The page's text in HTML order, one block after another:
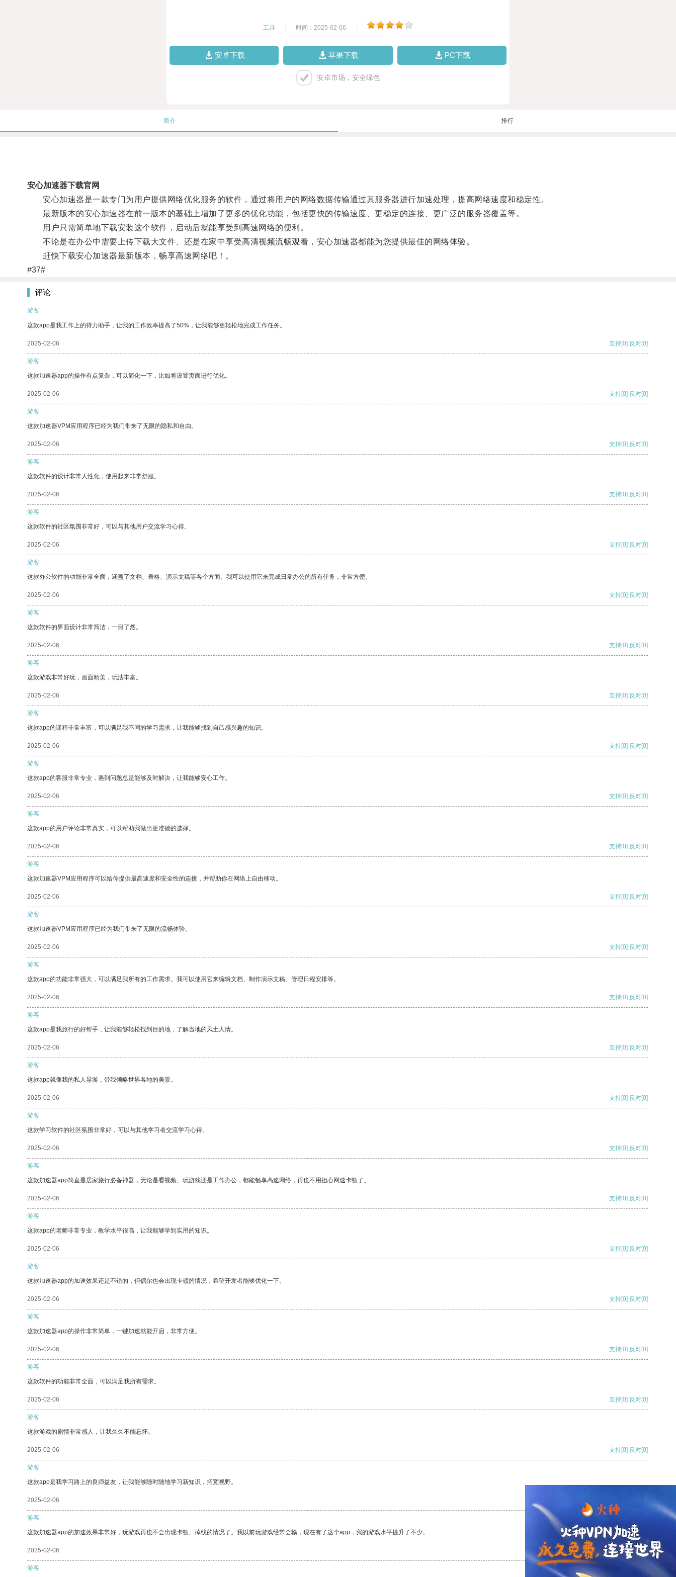
工具 时间：2025-02-06
安卓下载 苹果下载 PC下载
安卓市场，安全绿色
简介 排行
安心加速器下载官网
安心加速器是一款专门为用户提供网络优化服务的软件，通过将用户的网络数据传输通过其服务器进行加速处理，提高网络速度和稳定性。
最新版本的安心加速器在前一版本的基础上增加了更多的优化功能，包括更快的传输速度、更稳定的连接、更广泛的服务器覆盖等。
用户只需简单地下载安装这个软件，启动后就能享受到高速网络的便利。
不论是在办公中需要上传下载大文件、还是在家中享受高清视频流畅观看，安心加速器都能为您提供最佳的网络体验。
赶快下载安心加速器最新版本，畅享高速网络吧！。
#37#
评论
游客
这款app是我工作上的得力助手，让我的工作效率提高了50%，让我能够更轻松地完成工作任务。
2025-02-06 支持[0] 反对[0]
游客
这款加速器app的操作有点复杂，可以简化一下，比如将设置页面进行优化。
2025-02-06 支持[0] 反对[0]
游客
这款加速器VPM应用程序已经为我们带来了无限的隐私和自由。
2025-02-06 支持[0] 反对[0]
游客
这款软件的设计非常人性化，使用起来非常舒服。
2025-02-06 支持[0] 反对[0]
游客
这款软件的社区氛围非常好，可以与其他用户交流学习心得。
2025-02-06 支持[0] 反对[0]
游客
这款办公软件的功能非常全面，涵盖了文档、表格、演示文稿等各个方面。我可以使用它来完成日常办公的所有任务，非常方便。
2025-02-06 支持[0] 反对[0]
游客
这款软件的界面设计非常简洁，一目了然。
2025-02-06 支持[0] 反对[0]
游客
这款游戏非常好玩，画面精美，玩法丰富。
2025-02-06 支持[0] 反对[0]
游客
这款app的课程非常丰富，可以满足我不同的学习需求，让我能够找到自己感兴趣的知识。
2025-02-06 支持[0] 反对[0]
游客
这款app的客服非常专业，遇到问题总是能够及时解决，让我能够安心工作。
2025-02-06 支持[0] 反对[0]
游客
这款app的用户评论非常真实，可以帮助我做出更准确的选择。
2025-02-06 支持[0] 反对[0]
游客
这款加速器VPM应用程序可以给你提供最高速度和安全性的连接，并帮助你在网络上自由移动。
2025-02-06 支持[0] 反对[0]
游客
这款加速器VPM应用程序已经为我们带来了无限的流畅体验。
2025-02-06 支持[0] 反对[0]
游客
这款app的功能非常强大，可以满足我所有的工作需求。我可以使用它来编辑文档、制作演示文稿、管理日程安排等。
2025-02-06 支持[0] 反对[0]
游客
这款app是我旅行的好帮手，让我能够轻松找到目的地，了解当地的风土人情。
2025-02-06 支持[0] 反对[0]
游客
这款app就像我的私人导游，带我领略世界各地的美景。
2025-02-06 支持[0] 反对[0]
游客
这款学习软件的社区氛围非常好，可以与其他学习者交流学习心得。
2025-02-06 支持[0] 反对[0]
游客
这款加速器app简直是居家旅行必备神器，无论是看视频、玩游戏还是工作办公，都能畅享高速网络，再也不用担心网速卡顿了。
2025-02-06 支持[0] 反对[0]
游客
这款app的老师非常专业，教学水平很高，让我能够学到实用的知识。
2025-02-06 支持[0] 反对[0]
游客
这款加速器app的加速效果还是不错的，但偶尔也会出现卡顿的情况，希望开发者能够优化一下。
2025-02-06 支持[0] 反对[0]
游客
这款加速器app的操作非常简单，一键加速就能开启，非常方便。
2025-02-06 支持[0] 反对[0]
游客
这款软件的功能非常全面，可以满足我所有需求。
2025-02-06 支持[0] 反对[0]
游客
这款游戏的剧情非常感人，让我久久不能忘怀。
2025-02-06 支持[0] 反对[0]
游客
这款app是我学习路上的良师益友，让我能够随时随地学习新知识，拓宽视野。
2025-02-06
游客
这款加速器app的加速效果非常好，玩游戏再也不会出现卡顿、掉线的情况了。我以前玩游戏经常会输，现在有了这个app，我的游戏水平提升了不少。
2025-02-06 支持 [0] 反对[0]
游客